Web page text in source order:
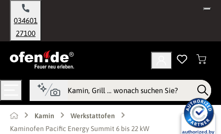
springen
034601
27100
Kamin
Werkstattofen
Kaminofen Pacific Energy Summit 6 bis 22 kW